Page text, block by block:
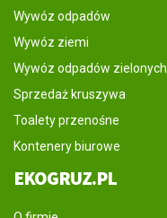
Wywóz odpadów
Wywóz ziemi
Wywóz odpadów zielonych
Sprzedaż kruszywa
Toalety przenośne
Kontenery biurowe
EKOGRUZ.PL